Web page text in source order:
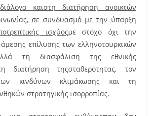
καιστη διατήρηση ανοικτών
σε συνδυασμό με την ύπαρξη
ισχύοςμε στόχο όχι την
επίλυσης των ελληνοτουρκικών
τη διασφάλιση της εθνικής
διατήρηση τηςσταθερότητας, τον
κινδύνων κλιμάκωσης και τη
στρατηγικής ισορροπίας.